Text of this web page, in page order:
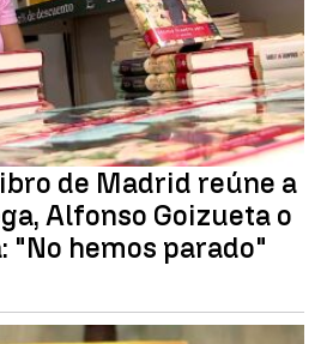
de Madrid reúne a
Alfonso Goizueta o
"No hemos parado"